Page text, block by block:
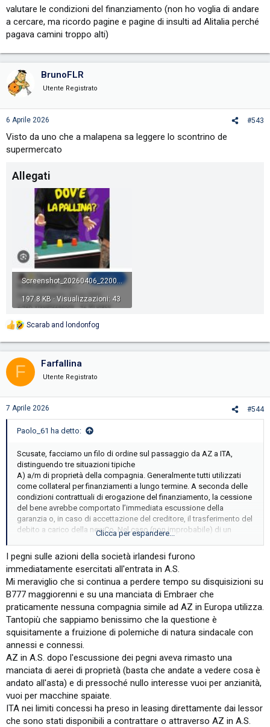
valutare le condizioni del finanziamento (non ho voglia di andare
a cercare, ma ricordo pagine e pagine di insulti ad Alitalia perché
pagava camini troppo alti)
BrunoFLR
Utente Registrato
6 Aprile 2026 #543
Visto da uno che a malapena sa leggere lo scontrino de
supermercato
Allegati
Screenshot_20260406_220004_Gallery.jpg
197.8 KB · Visualizzazioni: 43
R
t
i
n
s
Scarab and londonfog
F Farfallina
Utente Registrato
7 Aprile 2026 #544
Paolo_61 ha detto:
Scusate, facciamo un filo di ordine sul passaggio da AZ a ITA,
distinguendo tre situazioni tipiche
A) a/m di proprietà della compagnia. Generalmente tutti utilizzati
come collateral per finanziamenti a lungo termine. A seconda delle
condizioni contrattuali di erogazione del finanziamento, la cessione
del bene avrebbe comportato l’immediata escussione della
garanzia o, in caso di accettazione del creditore, il trasferimento del
debito a carico della newCo. Nel caso (non improbabile) di un
valore del finanziamento superiore al valore di realizzo del bene, la
situazione finanziaria dell’acquirente sarebbe stata negativa.
B) a/m di proprietà della APC irlandesi. Anche in questo caso
esistevano finanziamenti garantiti, in questo caso da azioni delle
APC. Essendo gli a/m gli unici beni delle APC, in questo caso il
richiamo della garanzia avrebbe comportato l’acquisizione indiretta
degli aeromobili da parte dei finanziatori. Anche qui bisognerebbe
conoscere le condizioni contrattuali, ma in ogni caso le clausole
standard di finanziamento prevedono la decadenza dal beneficio
del termine (bisogna saldare il conto) in caso di cambio di proprietà
delle APC
C) a/m di proprietà di società di leasing terze. In questo caso la
cessione del contratto non è mai automatica ed occorre valutare le
condizioni del finanziamento (non ho voglia di andare a cercare, ma
ricordo pagine e pagine di insulti ad Alitalia perché pagava camini
troppo alti)
Clicca per espandere...
I pegni sulle azioni della società irlandesi furono
immediatamente esercitati all'entrata in A.S.
Mi meraviglio che si continua a perdere tempo su disquisizioni su
B777 maggiorenni e su una manciata di Embraer che
praticamente nessuna compagnia simile ad AZ in Europa utilizza.
Tantopiù che sappiamo benissimo che la questione è
squisitamente a fruizione di polemiche di natura sindacale con
annessi e connessi.
AZ in A.S. dopo l'escussione dei pegni aveva rimasto una
manciata di aerei di proprietà (basta che andate a vedere cosa è
andato all'asta) e di pressoché nullo interesse vuoi per anzianità,
vuoi per macchine spaiate.
ITA nei limiti concessi ha preso in leasing direttamente dai lessor
che sono stati disponibili a contrattare o attraverso AZ in A.S.